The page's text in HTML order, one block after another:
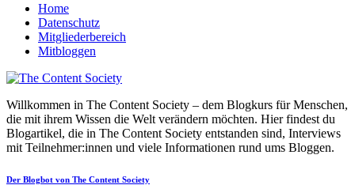
Home
Datenschutz
Mitgliederbereich
Mitbloggen
Willkommen in The Content Society – dem Blogkurs für Menschen,
die mit ihrem Wissen die Welt verändern möchten. Hier findest du
Blogartikel, die in The Content Society entstanden sind, Interviews
mit Teilnehmer:innen und viele Informationen rund ums Bloggen.
Der Blogbot von The Content Society